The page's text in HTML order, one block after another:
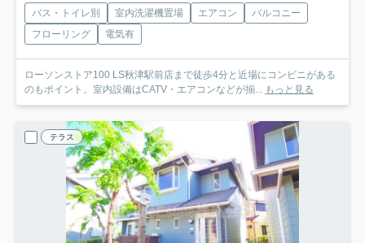
バス・トイレ別 室内洗濯機置場 エアコン
バルコニー
フローリング
電気有
ローソンストア100 LS秋津駅前店まで徒歩4分と近場にコンビニがある
のもポイント。室内設備はCATV・エアコンなどが揃... もっと見る
テラス